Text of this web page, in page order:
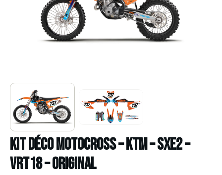
Kit déco Motocross – KTM – SXE2 –
VRT18 – ORIGINAL